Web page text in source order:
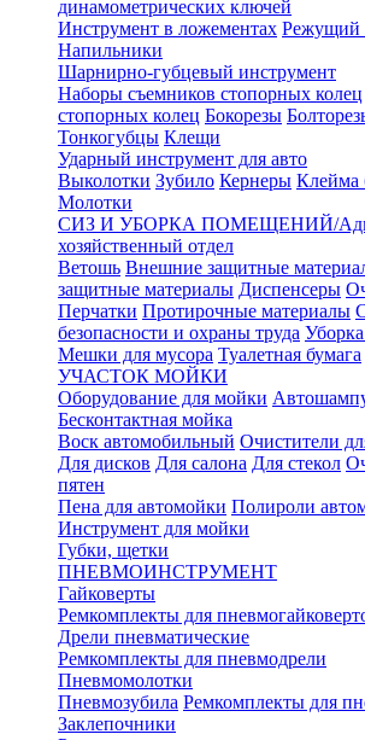
динамометрических ключей
Инструмент в ложементах Режущий
Напильники
Шарнирно-губцевый инструмент
Наборы съемников стопорных колец
стопорных колец Бокорезы
Тонкогубцы Клещи
Ударный инструмент для авто
Выколотки Зубило Кернеры Клейма
Молотки
СИЗ И УБОРКА ПОМЕЩЕНИЙ/
хозяйственный отдел
Ветошь Внешние защитные
защитные материалы Диспенсеры
Перчатки Протирочные материалы
безопасности и охраны труда
Мешки для мусора Туалетная бумага
УЧАСТОК МОЙКИ
Оборудование для мойки
Бесконтактная мойка
Воск автомобильный Очистители
Для дисков Для салона Для стекол
пятен
Пена для автомойки Полироли
Инструмент для мойки
Губки, щетки
ПНЕВМОИНСТРУМЕНТ
Гайковерты
Ремкомплекты для
Дрели пневматические
Ремкомплекты для пневмодрели
Пневмомолотки
Пневмозубила Ремкомплекты для
Заклепочники